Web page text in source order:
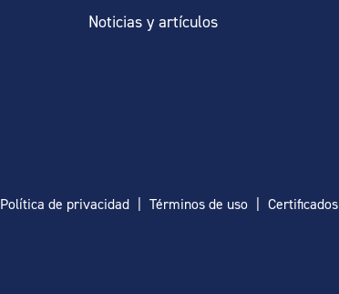
Noticias y artículos
Política de privacidad Términos de uso Certificados